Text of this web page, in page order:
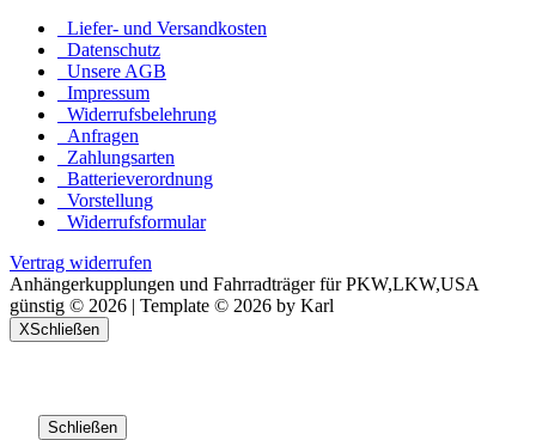
Liefer- und Versandkosten
Datenschutz
Unsere AGB
Impressum
Widerrufsbelehrung
Anfragen
Zahlungsarten
Batterieverordnung
Vorstellung
Widerrufsformular
Vertrag widerrufen
Anhängerkupplungen und Fahrradträger für PKW,LKW,USA
günstig © 2026 | Template © 2026 by Karl
XSchließen
Schließen